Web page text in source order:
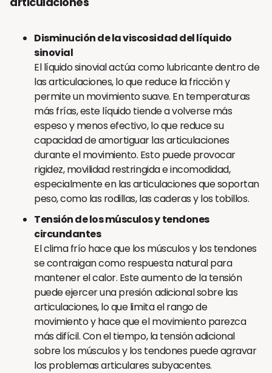
Disminución de la viscosidad del líquido
sinovial
El líquido sinovial actúa como lubricante dentro de
las articulaciones, lo que reduce la fricción y
permite un movimiento suave. En temperaturas
más frías, este líquido tiende a volverse más
espeso y menos efectivo, lo que reduce su
capacidad de amortiguar las articulaciones
durante el movimiento. Esto puede provocar
rigidez, movilidad restringida e incomodidad,
especialmente en las articulaciones que soportan
peso, como las rodillas, las caderas y los tobillos.
Tensión de los músculos y tendones
circundantes
El clima frío hace que los músculos y los tendones
se contraigan como respuesta natural para
mantener el calor. Este aumento de la tensión
puede ejercer una presión adicional sobre las
articulaciones, lo que limita el rango de
movimiento y hace que el movimiento parezca
más difícil. Con el tiempo, la tensión adicional
sobre los músculos y los tendones puede agravar
los problemas articulares subyacentes.